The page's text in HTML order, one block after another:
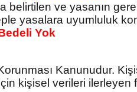
belirtilen ve yasanın
yasalara uyumluluk
Yok
Kanunudur.
kişisel verileri ilerleyen